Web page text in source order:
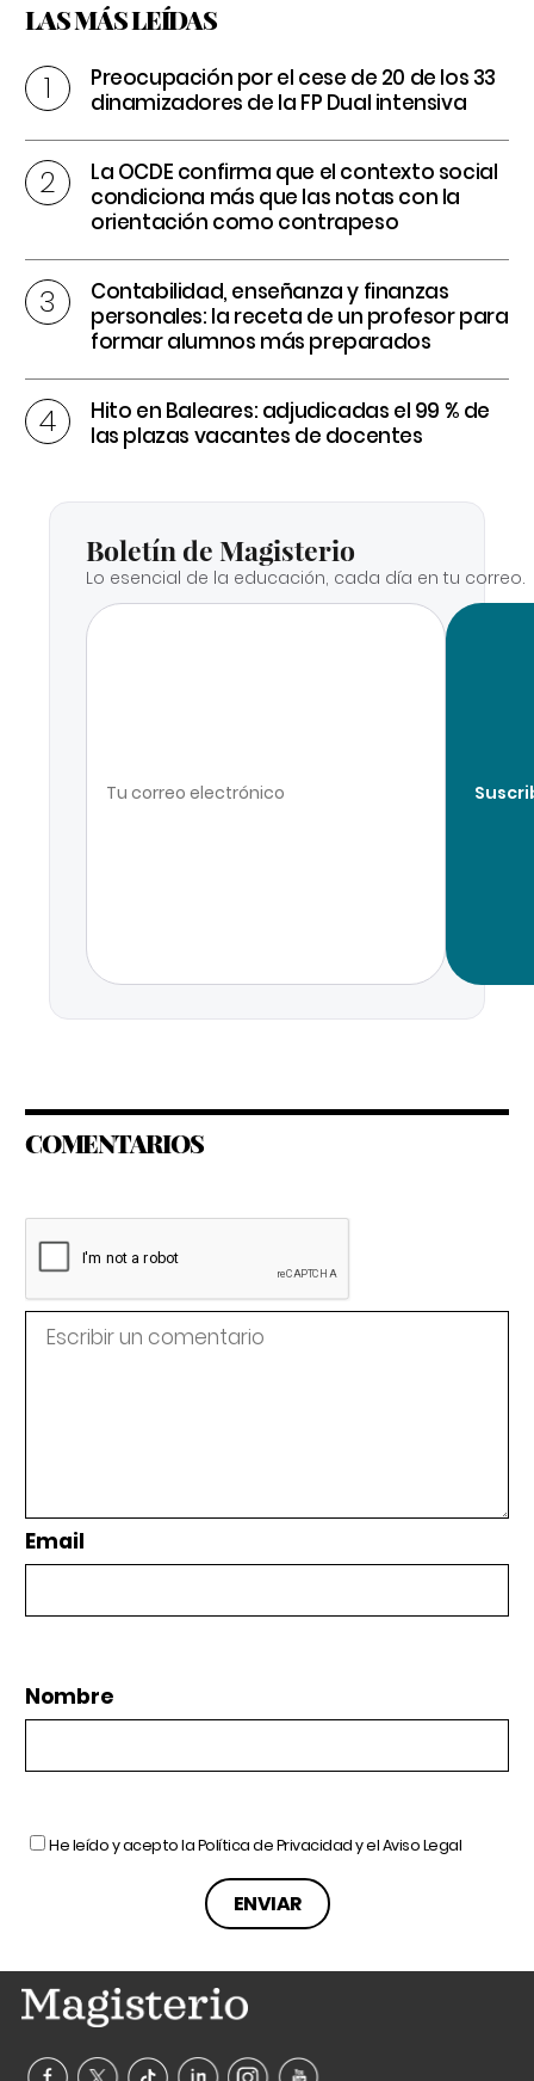
LAS MÁS LEÍDAS
Preocupación por el cese de 20 de los 33
dinamizadores de la FP Dual intensiva
La OCDE confirma que el contexto social
condiciona más que las notas con la
orientación como contrapeso
Contabilidad, enseñanza y finanzas
personales: la receta de un profesor para
formar alumnos más preparados
Hito en Baleares: adjudicadas el 99 % de
las plazas vacantes de docentes
Boletín de Magisterio
Lo esencial de la educación, cada día en tu correo.
COMENTARIOS
Email
Nombre
He leído y acepto laPolítica de Privacidady elAviso Legal